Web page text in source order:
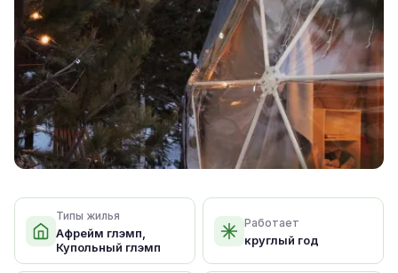
Типы жилья
Афрейм глэмп,
Купольный глэмп
Работает
круглый год